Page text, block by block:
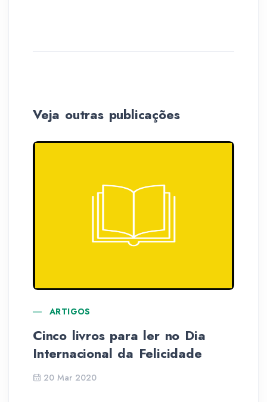
Veja outras publicações
ARTIGOS
Cinco livros para ler no Dia
Internacional da Felicidade
20 Mar 2020